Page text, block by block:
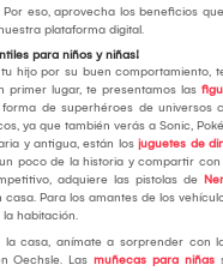
eso, aprovecha los beneficios
plataforma digital.
para niños y niñas!
hijo por su buen comportamiento,
primer lugar, te presentamos las
de superhéroes de universos
ya que también verás a Sonic,
y antigua, están los juguetes de
poco de la historia y compartir con
adquiere las pistolas de
Para los amantes de los
habitación.
la casa, anímate a sorprender con
Oechsle. Las muñecas para niñas